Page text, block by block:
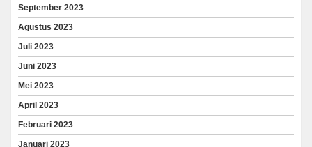
September 2023
Agustus 2023
Juli 2023
Juni 2023
Mei 2023
April 2023
Februari 2023
Januari 2023